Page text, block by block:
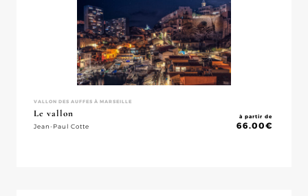
VALLON DES AUFFES À MARSEILLE
Le vallon
Jean-Paul Cotte
à partir de
66.00€